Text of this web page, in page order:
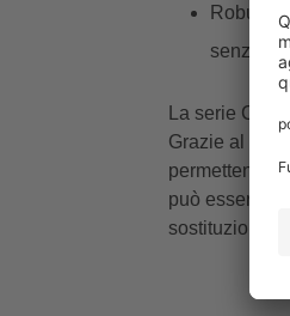
Robusto
senza
La serie CC
Grazie al suo
può essere
sostituzione